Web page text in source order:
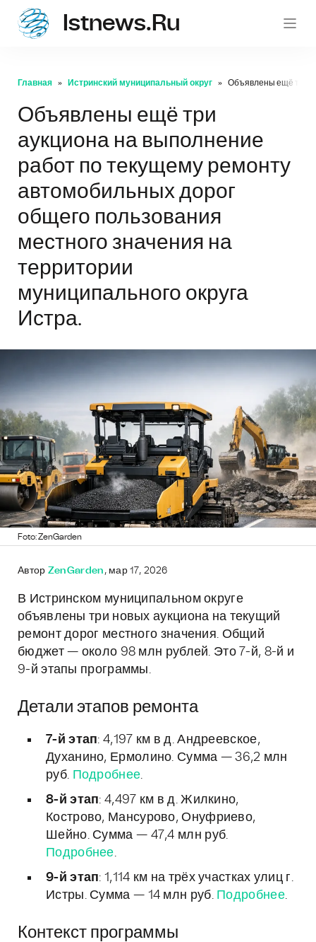
Istnews.ru
Главная Истринский муниципальный округ Объявлены ещё три
Объявлены ещё три
аукциона на выполнение
работ по текущему ремонту
автомобильных дорог
общего пользования
местного значения на
территории
муниципального округа
Истра.
Foto: ZenGarden
Автор ZenGarden , мар 17, 2026
В Истринском муниципальном округе
объявлены три новых аукциона на текущий
ремонт дорог местного значения. Общий
бюджет — около 98 млн рублей. Это 7-й, 8-й и
9-й этапы программы.
Детали этапов ремонта
7-й этап: 4,197 км в д. Андреевское,
Духанино, Ермолино. Сумма — 36,2 млн
руб. Подробнее.
8-й этап: 4,497 км в д. Жилкино,
Кострово, Мансурово, Онуфриево,
Шейно. Сумма — 47,4 млн руб.
Подробнее.
9-й этап: 1,114 км на трёх участках улиц г.
Истры. Сумма — 14 млн руб. Подробнее.
Контекст программы